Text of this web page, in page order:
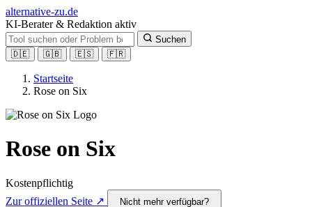
alternative-zu.de
KI-Berater & Redaktion aktiv
Suchen
🇩🇪
🇬🇧 🇪🇸 🇫🇷
Startseite
Rose on Six
Rose on Six
Kostenpflichtig
Zur offiziellen Seite ↗
Nicht mehr verfügbar?